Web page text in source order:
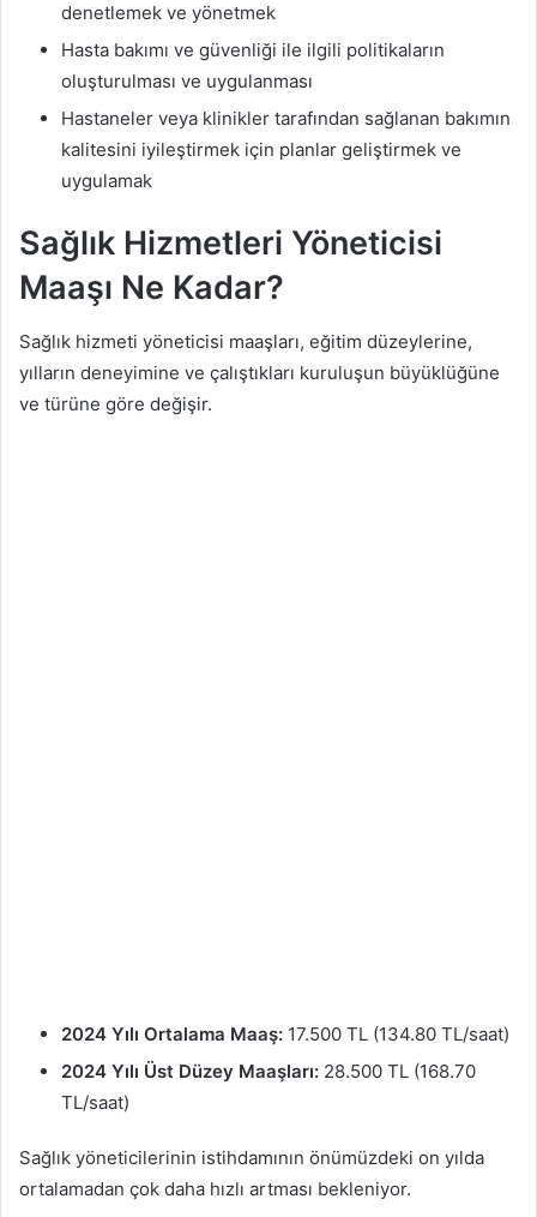
denetlemek ve yönetmek
Hasta bakımı ve güvenliği ile ilgili politikaların
oluşturulması ve uygulanması
Hastaneler veya klinikler tarafından sağlanan bakımın
kalitesini iyileştirmek için planlar geliştirmek ve
uygulamak
Sağlık Hizmetleri Yöneticisi
Maaşı Ne Kadar?
Sağlık hizmeti yöneticisi maaşları, eğitim düzeylerine,
yılların deneyimine ve çalıştıkları kuruluşun büyüklüğüne
ve türüne göre değişir.
2024 Yılı Ortalama Maaş: 17.500 TL (134.80 TL/saat)
2024 Yılı Üst Düzey Maaşları: 28.500 TL (168.70
TL/saat)
Sağlık yöneticilerinin istihdamının önümüzdeki on yılda
ortalamadan çok daha hızlı artması bekleniyor.